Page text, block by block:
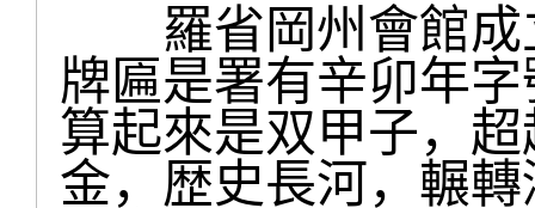
羅省岡州會館成
牌匾是署有辛卯年
算起來是双甲子，
金，歴史長河，輾